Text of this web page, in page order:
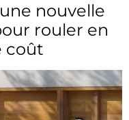
nouvelle
rouler en
coût